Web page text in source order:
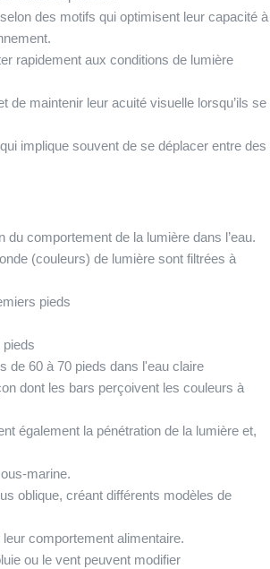
des motifs qui optimisent leur capacité à
rapidement aux conditions de lumière
de maintenir leur acuité visuelle lorsqu’ils se
implique souvent de se déplacer entre des
comportement de la lumière dans l’eau.
(couleurs) de lumière sont filtrées à
pieds
de 60 à 70 pieds dans l'eau claire
dont les bars perçoivent les couleurs à
également la pénétration de la lumière et,
marine.
oblique, créant différents modèles de
comportement alimentaire.
ou le vent peuvent modifier